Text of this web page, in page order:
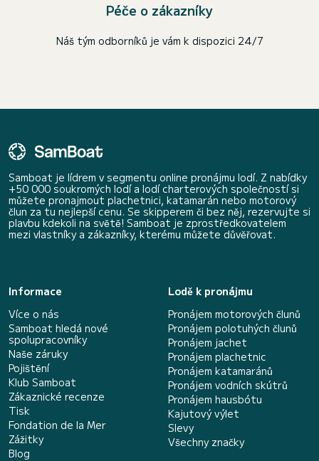
Péče o zákazníky
Náš tým odborníků je vám k dispozici 24/7
Samboat je lídrem v segmentu online pronájmu lodí. Z nabídky
+50 000 soukromých lodí a lodí charterových společností si
můžete pronajmout plachetnici, katamarán nebo motorový
člun za tu nejlepší cenu. Se skipperem či bez něj, rezervujte si
plavbu kdekoli na světě! Samboat je zprostředkovatelem
mezi vlastníky a zákazníky, kterému můžete důvěřovat.
Informace
Více o nás
Samboat hledá nové
spolupracovníky
Naše záruky
Pojištění
Klub Samboat
Zákaznické recenze
Tisk
Fondation de la Mer
Zážitky
Blog
Lodě k pronájmu
Pronájem motorových člunů
Pronájem polotuhých člunů
Pronájem jachet
Pronájem plachetnic
Pronájem katamaránů
Pronájem vodních skútrů
Pronájem hausbótu
Kajutový výlet
Slevy
Všechny značky